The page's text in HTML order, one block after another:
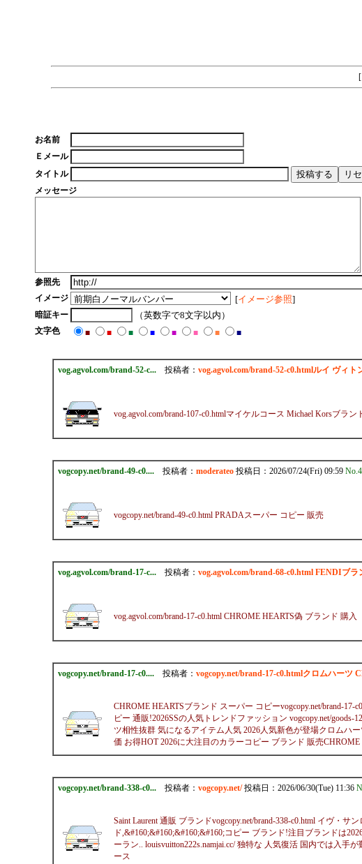
[
お名前
Ｅメール
タイトル
メッセージ
参照先
イメージ
[イメージ参照]
暗証キー （英数字で8文字以内）
文字色 ■ ■ ■ ■ ■ ■ ■ ■
vog.agvol.com/brand-52-c...投稿者： vog.agvol.com/brand-52-c0.htmlルイ ヴィ
vog.agvol.com/brand-107-c0.htmlマイケルコース Michael Korsブラン
vogcopy.net/brand-49-c0....投稿者： moderateo投稿日：2026/07/24(Fri) 09:59
vogcopy.net/brand-49-c0.html PRADAスーパー コピー 販売
vog.agvol.com/brand-17-c...投稿者： vog.agvol.com/brand-68-c0.html FENDIブ
vog.agvol.com/brand-17-c0.html CHROME HEARTS偽 ブランド 購入
vogcopy.net/brand-17-c0....投稿者： vogcopy.net/brand-17-c0.htmlクロムハーツ
CHROME HEARTSブランド スーパー コピーvogcopy.net/brand-
ピー 通販!2026SSの人気トレンドファッション vogcopy.net/
ツ相性抜群 気になるアイテム人気 2026人気新色が登場クロムハ
価 お得HOT 2026に大注目のカラーコピー ブランド 販売CHROME
vogcopy.net/brand-338-c0...投稿者： vogcopy.net/投稿日：2026/06/30(Tue) 11:36
Saint Laurent 通販 ブランドvogcopy.net/brand-338-c0.html イヴ・
ド,&#160;&#160;&#160;&#160;コピー ブランド!注目ブランドは
ーラン.. louisvuitton222s.namjai.cc/ 独特な 人気復活 国内では入手
ース